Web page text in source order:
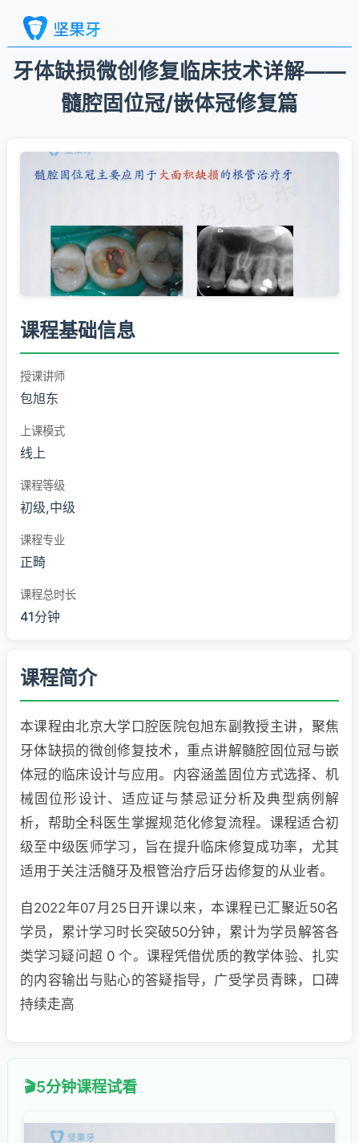
牙体缺损微创修复临床技术详解——
髓腔固位冠/嵌体冠修复篇
课程基础信息
授课讲师
包旭东
上课模式
线上
课程等级
初级,中级
课程专业
正畸
课程总时长
41分钟
课程简介
本课程由北京大学口腔医院包旭东副教授主讲，聚焦
牙体缺损的微创修复技术，重点讲解髓腔固位冠与嵌
体冠的临床设计与应用。内容涵盖固位方式选择、机
械固位形设计、适应证与禁忌证分析及典型病例解
析，帮助全科医生掌握规范化修复流程。课程适合初
级至中级医师学习，旨在提升临床修复成功率，尤其
适用于关注活髓牙及根管治疗后牙齿修复的从业者。
自2022年07月25日开课以来，本课程已汇聚近50名
学员，累计学习时长突破50分钟，累计为学员解答各
类学习疑问超 0 个。课程凭借优质的教学体验、扎实
的内容输出与贴心的答疑指导，广受学员青睐，口碑
持续走高
5分钟课程试看